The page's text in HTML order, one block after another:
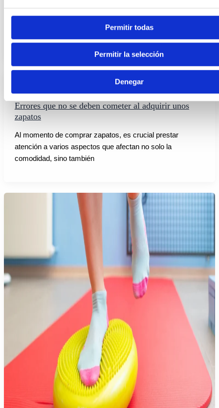
Permitir todas
Permitir la selección
Denegar
El sobrepeso y su efecto negativo en los pies
El sobrepeso y la obesidad son problemas de salud cada
Errores que no se deben cometer al adquirir unos
zapatos
Al momento de comprar zapatos, es crucial prestar
atención a varios aspectos que afectan no solo la
comodidad, sino también